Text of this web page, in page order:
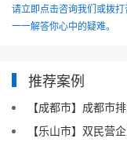
请立即点击咨询我们或拨打
一一解答你心中的疑难。
推荐案例
【成都市】成都市排水有
【乐山市】双民营企